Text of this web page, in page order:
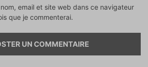
email et site web dans ce navigateur
que je commenterai.